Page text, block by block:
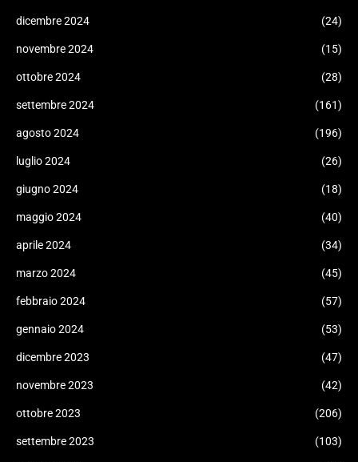
dicembre 2024 (24)
novembre 2024 (15)
ottobre 2024 (28)
settembre 2024 (161)
agosto 2024 (196)
luglio 2024 (26)
giugno 2024 (18)
maggio 2024 (40)
aprile 2024 (34)
marzo 2024 (45)
febbraio 2024 (57)
gennaio 2024 (53)
dicembre 2023 (47)
novembre 2023 (42)
ottobre 2023 (206)
settembre 2023 (103)